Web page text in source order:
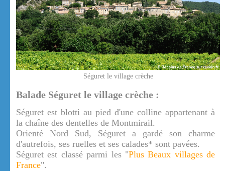
Séguret le village crèche
Balade Séguret le village crèche :
Séguret est blotti au pied d'une colline appartenant à
la chaîne des dentelles de Montmirail.
Orienté Nord Sud, Séguret a gardé son charme
d'autrefois, ses ruelles et ses calades* sont pavées.
Séguret est classé parmi les "Plus Beaux villages de
France".